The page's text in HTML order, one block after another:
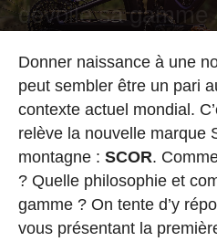
dévoile sa gamme
Donner naissance à une
peut sembler être un pari
contexte actuel mondial.
relève la nouvelle marque
montagne : SCOR.
? Quelle philosophie et
gamme ? On tente d’y
vous présentant la